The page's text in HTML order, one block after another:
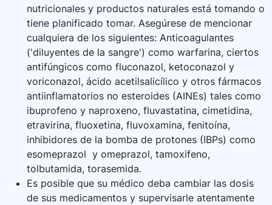
nutricionales y productos naturales está tomando o
tiene planificado tomar. Asegúrese de mencionar
cualquiera de los siguientes: Anticoagulantes
('diluyentes de la sangre') como warfarina, ciertos
antifúngicos como fluconazol, ketoconazol y
voriconazol, ácido acetilsalicílico y otros fármacos
antiinflamatorios no esteroides (AINEs) tales como
ibuprofeno y naproxeno, fluvastatina, cimetidina,
etravirina, fluoxetina, fluvoxamina, fenitoína,
inhibidores de la bomba de protones (IBPs) como
esomeprazol y omeprazol, tamoxifeno,
tolbutamida, torasemida.
Es posible que su médico deba cambiar las dosis
de sus medicamentos y supervisarle atentamente